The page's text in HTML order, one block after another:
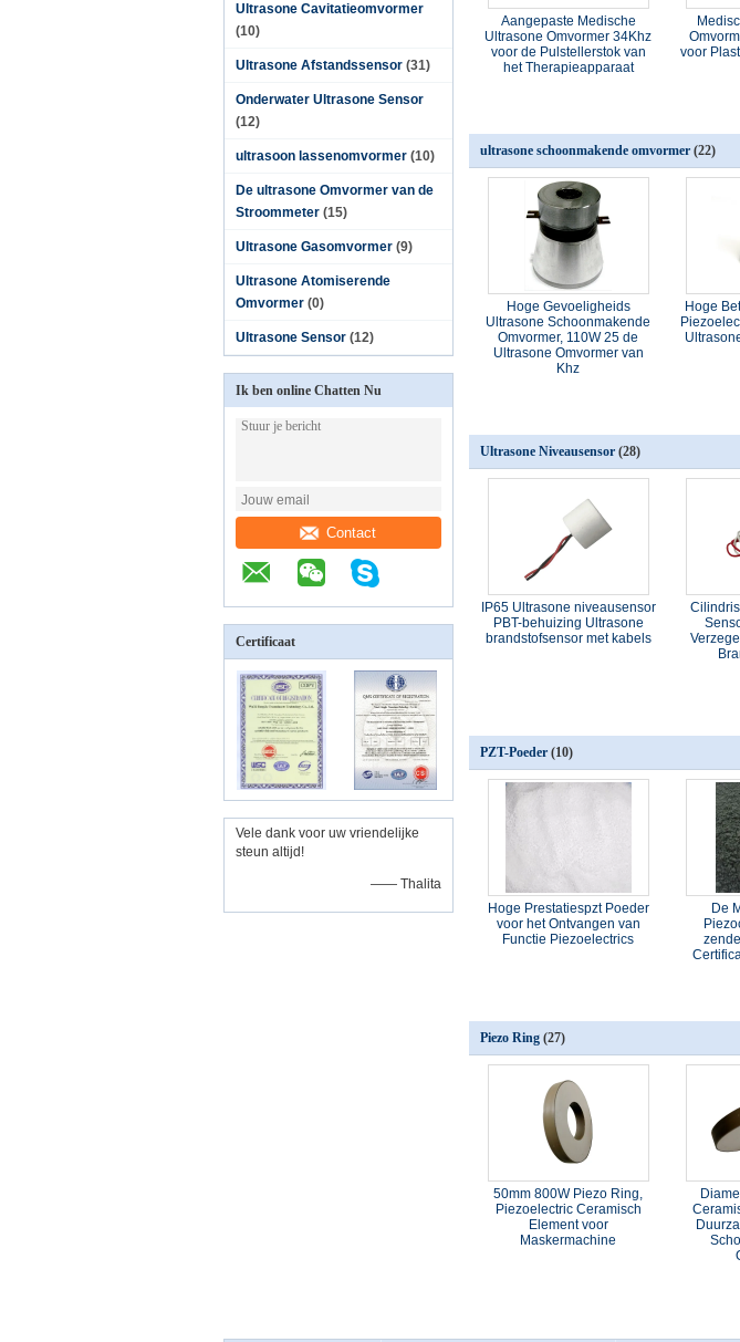
Ultrasone Cavitatieomvormer
(10)
Ultrasone Afstandssensor (31)
Onderwater Ultrasone Sensor
(12)
ultrasoon lassenomvormer (10)
De ultrasone Omvormer van de
Stroommeter (15)
Ultrasone Gasomvormer (9)
Ultrasone Atomiserende
Omvormer (0)
Ultrasone Sensor (12)
Ik ben online Chatten Nu
Contact
Certificaat
Vele dank voor uw vriendelijke
steun altijd!
—— Thalita
Aangepaste Medische
Ultrasone Omvormer 34Khz
voor de Pulstellerstok van
het Therapieapparaat
voor
ultrasone schoonmakende omvormer (22)
Hoge Gevoeligheids
Ultrasone Schoonmakende
Omvormer, 110W 25 de
Ultrasone Omvormer van
Khz
Hoge
Ultrasone Niveausensor (28)
IP65 Ultrasone niveausensor
PBT-behuizing Ultrasone
brandstofsensor met kabels
PZT-Poeder (10)
Hoge Prestatiespzt Poeder
voor het Ontvangen van
Functie Piezoelectrics
De
Piezo Ring (27)
50mm 800W Piezo Ring,
Piezoelectric Ceramisch
Element voor
Maskermachine